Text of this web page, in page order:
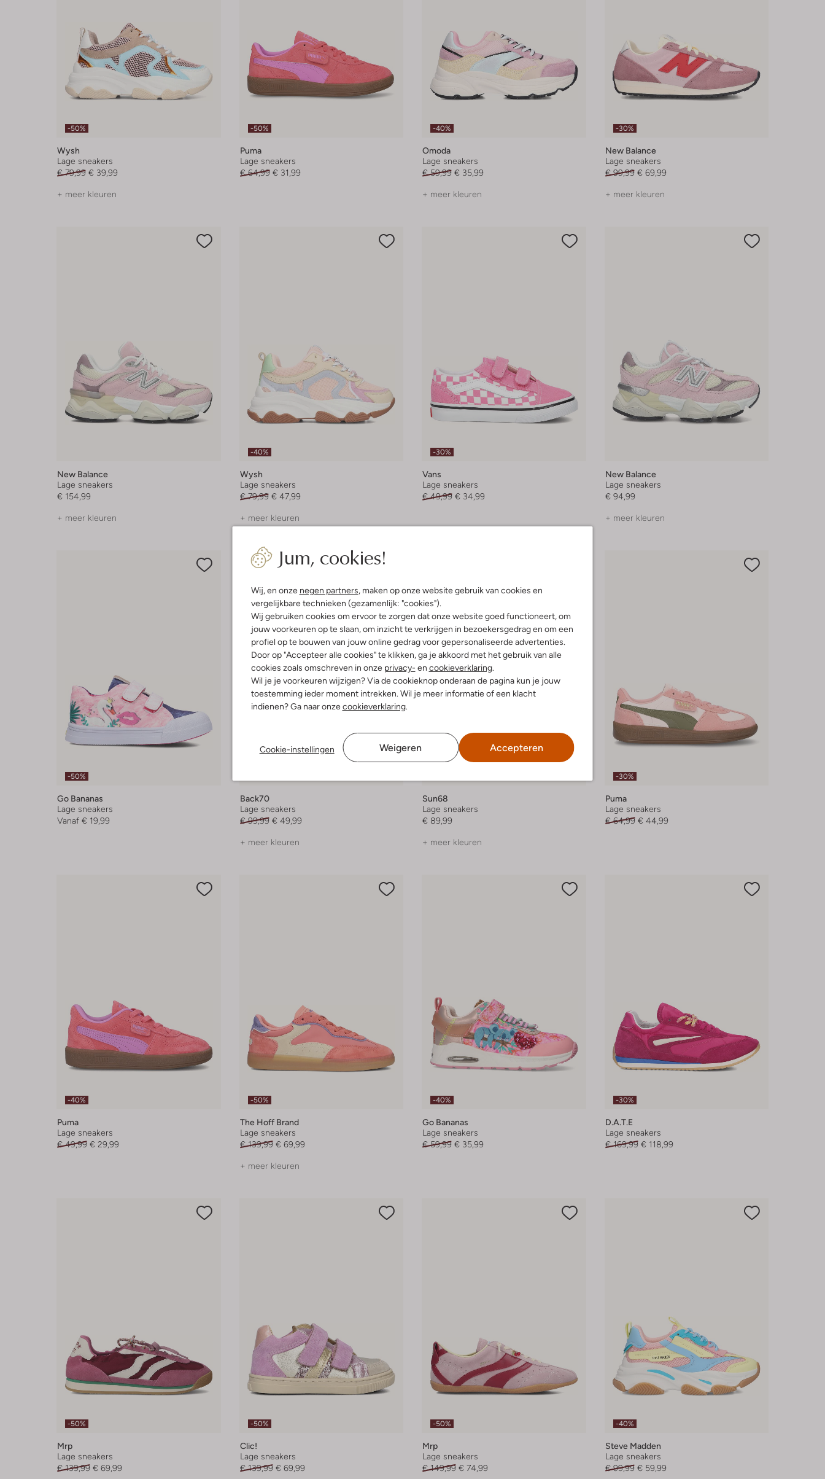
Jum, cookies!
Wij, en onze negen partners, maken op onze website gebruik van cookies en
vergelijkbare technieken (gezamenlijk: "cookies").
Wij gebruiken cookies om ervoor te zorgen dat onze website goed functioneert, om
jouw voorkeuren op te slaan, om inzicht te verkrijgen in bezoekersgedrag en om een
profiel op te bouwen van jouw online gedrag voor gepersonaliseerde advertenties.
Door op "Accepteer alle cookies" te klikken, ga je akkoord met het gebruik van alle
cookies zoals omschreven in onze privacy- en cookieverklaring.
Wil je je voorkeuren wijzigen? Via de cookieknop onderaan de pagina kun je jouw
toestemming ieder moment intrekken. Wil je meer informatie of een klacht
indienen? Ga naar onzecookieverklaring.
Cookie-instellingen Weigeren Accepteren
-50%
Wysh
Lage sneakers
€ 79,99 € 39,99
+ meer kleuren
-50%
Puma
Lage sneakers
€ 64,99 € 31,99
-40%
Omoda
Lage sneakers
€ 59,99 € 35,99
+ meer kleuren
-30%
New Balance
Lage sneakers
€ 99,99 € 69,99
+ meer kleuren
New Balance
Lage sneakers
€ 154,99
+ meer kleuren
-40%
Wysh
Lage sneakers
€ 79,99 € 47,99
+ meer kleuren
-30%
Vans
Lage sneakers
€ 49,99 € 34,99
New Balance
Lage sneakers
€ 94,99
+ meer kleuren
-50%
Go Bananas
Lage sneakers
Vanaf € 19,99
Back70
Lage sneakers
€ 99,99 € 49,99
+ meer kleuren
Sun68
Lage sneakers
€ 89,99
+ meer kleuren
-30%
Puma
Lage sneakers
€ 64,99 € 44,99
-40%
Puma
Lage sneakers
€ 49,99 € 29,99
-50%
The Hoff Brand
Lage sneakers
€ 139,99 € 69,99
+ meer kleuren
-40%
Go Bananas
Lage sneakers
€ 59,99 € 35,99
-30%
D.a.t.e
Lage sneakers
€ 169,99 € 118,99
-50%
Mrp
Lage sneakers
€ 139,99 € 69,99
-50%
Clic!
Lage sneakers
€ 139,99 € 69,99
-50%
Mrp
Lage sneakers
€ 149,99 € 74,99
-40%
Steve Madden
Lage sneakers
€ 99,99 € 59,99